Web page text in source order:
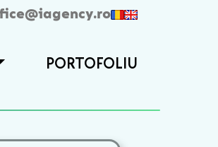
PORTOFOLIU